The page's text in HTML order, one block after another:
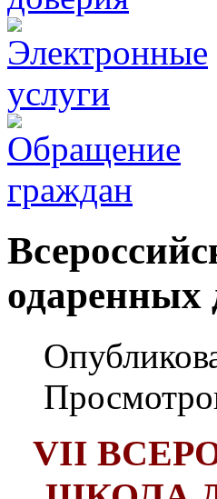
VII